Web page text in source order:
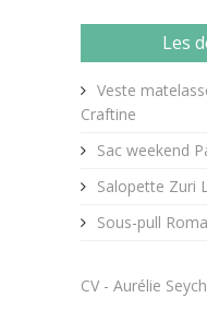
Les
Veste
Craftine
Sac weekend
Salopette Zuri
Sous-pull
CV - Aurélie